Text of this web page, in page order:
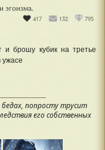
эгоизма.
417 132 795
брошу кубик на третье
ужасе
бедах, попросту трусит
его собственных